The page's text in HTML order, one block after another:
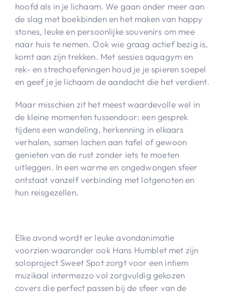
hoofd als in je lichaam. We gaan onder meer aan
de slag met boekbinden en het maken van happy
stones, leuke en persoonlijke souvenirs om mee
naar huis te nemen. Ook wie graag actief bezig is,
komt aan zijn trekken. Met sessies aquagym en
rek- en strechoefeningen houd je je spieren soepel
en geef je je lichaam de aandacht die het verdient.
Maar misschien zit het meest waardevolle wel in
de kleine momenten tussendoor: een gesprek
tijdens een wandeling, herkenning in elkaars
verhalen, samen lachen aan tafel of gewoon
genieten van de rust zonder iets te moeten
uitleggen. In een warme en ongedwongen sfeer
ontstaat vanzelf verbinding met lotgenoten en
hun reisgezellen.​
Elke avond wordt er leuke avondanimatie
voorzien waaronder ook Hans Humblet met zijn
soloproject Sweet Spot zorgt voor een intiem
muzikaal intermezzo vol zorgvuldig gekozen
covers die perfect passen bij de sfeer van de